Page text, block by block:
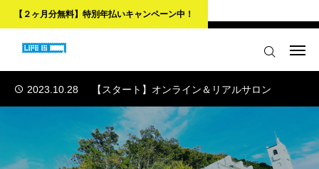
【２ヶ月分無料】特別年払いキャンペーン中！
2023.10.28
【スタート】オンライン＆リアルサロン
2023.10.28
【スタート】オンライン＆リアルサロン
【スタート】オンライン＆リアルサロン
【スタート】オンライン＆リアルサロン
はじめての方へ
サロンご入会ページ